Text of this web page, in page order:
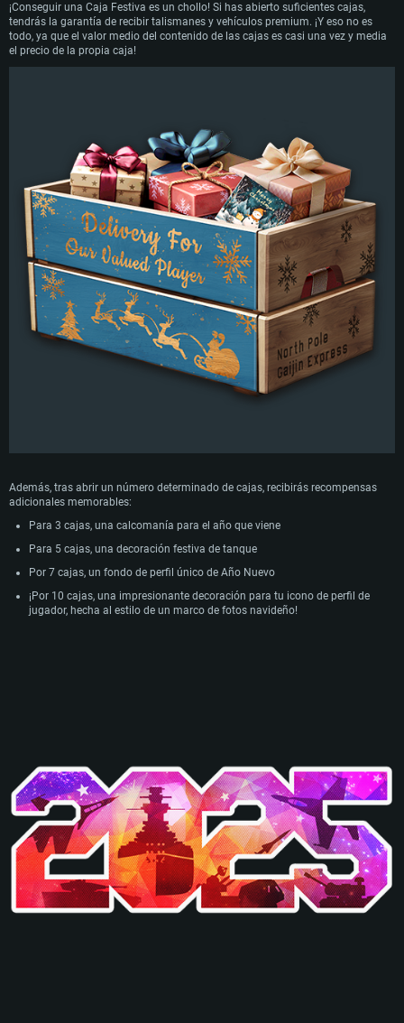
¡Conseguir una Caja Festiva es un chollo! Si has abierto suficientes cajas,
tendrás la garantía de recibir talismanes y vehículos premium. ¡Y eso no es
todo, ya que el valor medio del contenido de las cajas es casi una vez y media
el precio de la propia caja!
Además, tras abrir un número determinado de cajas, recibirás recompensas
adicionales memorables:
Para 3 cajas, una calcomanía para el año que viene
Para 5 cajas, una decoración festiva de tanque
Por 7 cajas, un fondo de perfil único de Año Nuevo
¡Por 10 cajas, una impresionante decoración para tu icono de perfil de
jugador, hecha al estilo de un marco de fotos navideño!